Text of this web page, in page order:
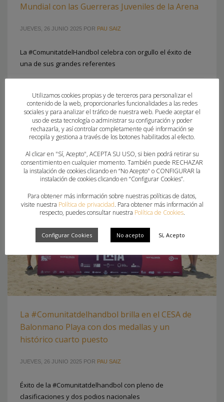
Mundial con las Guerreras Juveniles de la Arena
JUEVES, 26 JUNIO 2025 POR PAU SAIZ
La #ComunitatdelHandbol celebra con orgullo el éxito de
una de sus grandes referentes
NACIONALES
ETIQUETADO BAJO: CONVOCATORIAS NACIONALES,ELENA HIERRO
GUERRERAS JUVENILES DE LA ARENA
La #Comunitatdelhandbol brilla en el CESA de
Balonmano Playa con dos medallas y un
histórico cuarto puesto
JUEVES, 26 JUNIO 2025 POR PAU SAIZ
Éxito de la #Comunitatdelhandbol con pleno de
clasificaciones y dos podios nacionales
Utilizamos cookies propias y de terceros para personalizar el
contenido de la web, proporcionarles funcionalidades a las redes
sociales y para analizar el tráfico de nuestra web. Puede aceptar el
uso de esta tecnología o administrar su configuración y poder
rechazarla, y así controlar completamente qué información se
recopila y gestiona a través de los botones habilitados al efecto.
Al clicar en "Sí, Acepto", ACEPTA SU USO, si bien podrá retirar su
consentimiento en cualquier momento. También puede RECHAZAR
la instalación de cookies clicando en “No Acepto" o CONFIGURAR la
instalación de cookies clicando en “Configurar Cookies”.
Para obtener más información sobre nuestras políticas de datos,
visite nuestra Política de privacidad. Para obtener más información al
respecto, puedes consultar nuestra Política de Cookies.
Configurar Cookies No acepto Sí, Acepto